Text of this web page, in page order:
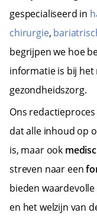
gespecialiseerd in
chirurgie,
begrijpen we hoe
informatie is bij het
gezondheidszorg.
Ons
dat alle inhoud op
is, maar ook
streven naar een
bieden
en het welzijn van